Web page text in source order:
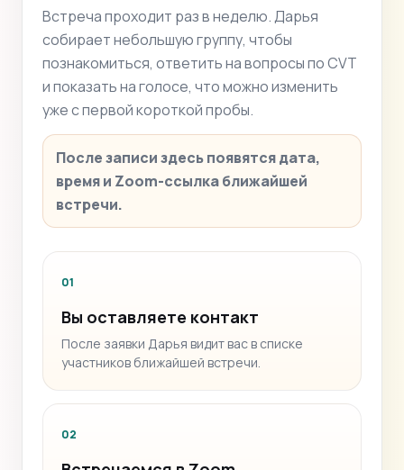
Встреча проходит раз в неделю. Дарья
собирает небольшую группу, чтобы
познакомиться, ответить на вопросы по CVT
и показать на голосе, что можно изменить
уже с первой короткой пробы.
После записи здесь появятся дата,
время и Zoom-ссылка ближайшей
встречи.
01
Вы оставляете контакт
После заявки Дарья видит вас в списке
участников ближайшей встречи.
02